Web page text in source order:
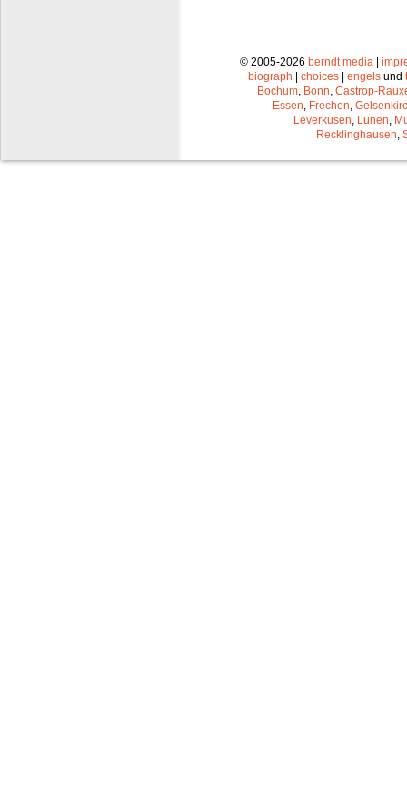
© 2005-2026 berndt media |
biograph | choices | engels und
Bochum Bonn Castrop-
Essen Frechen
Leverkusen Lünen
Recklinghausen